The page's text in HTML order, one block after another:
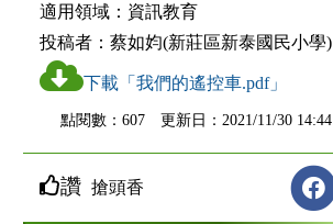
適用領域： 資訊教育
投稿者： 蔡如㚬(新莊區新泰國民小學)
下載「我們的遙控車.pdf」
點閱數：607 更新日：2021/11/30 14:44
教案互動
讚 搶頭香